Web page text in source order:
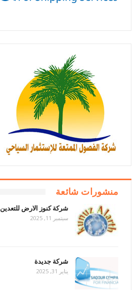
منشورات شائعة
شركة كنوز الارض للتعدين
سبتمبر 11, 2025
شركة جديدة
يناير 31, 2025